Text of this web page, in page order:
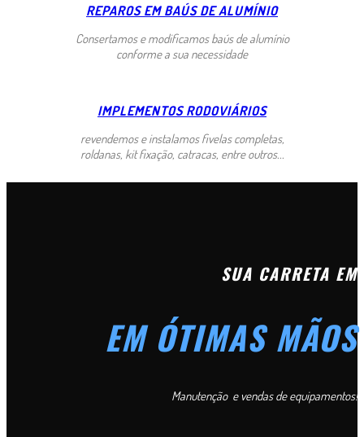
REPAROS EM BAÚS DE ALUMÍNIO
Consertamos e modificamos baús de alumínio
conforme a sua necessidade
IMPLEMENTOS RODOVIÁRIOS
revendemos e instalamos fivelas completas,
roldanas, kit fixação, catracas, entre outros...
SUA CARRETA EM
EM ÓTIMAS MÃOS
Manutenção e vendas de equipamentos!